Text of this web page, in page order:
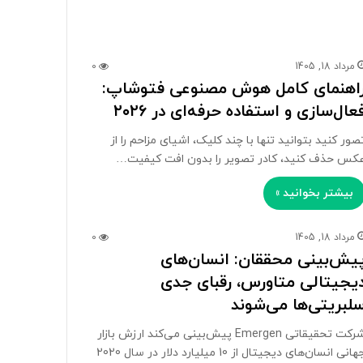
مرداد 18, 1405 0
کامل هوش مصنوعی فتوشاپ:
و استفاده حرفه‌ای در ۲۰۲۶
کنید بتوانید تنها با چند کلیک، اشیای مزاحم را از
حذف کنید، کادر تصویر را بدون افت کیفیت…
بیشتر بخوانید »
مرداد 18, 1405 0
محققان: انسان‌های
متاورس، رقبای جدی
می‌شوند
شرکت تحقیقاتی Emergen پیش‌بینی می‌کند ارزش بازار
جهانی انسان‌های دیجیتال از 10 میلیارد دلار در سال 2020